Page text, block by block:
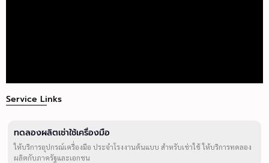
Service Links
ทดลองผลิตเช่าใช้เครื่องมือ
ให้บริการอุปกรณ์เครื่องมือ ประจำโรงงานต้นแบบ สำหรับเช่าใช้ ให้บริการทดลอง
ผลิตกับภาครัฐและเอกชน